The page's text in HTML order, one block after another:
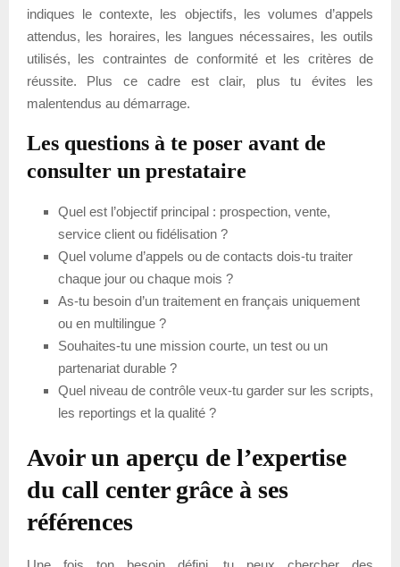
indiques le contexte, les objectifs, les volumes d’appels
attendus, les horaires, les langues nécessaires, les outils
utilisés, les contraintes de conformité et les critères de
réussite. Plus ce cadre est clair, plus tu évites les
malentendus au démarrage.
Les questions à te poser avant de
consulter un prestataire
Quel est l’objectif principal : prospection, vente,
service client ou fidélisation ?
Quel volume d’appels ou de contacts dois-tu traiter
chaque jour ou chaque mois ?
As-tu besoin d’un traitement en français uniquement
ou en multilingue ?
Souhaites-tu une mission courte, un test ou un
partenariat durable ?
Quel niveau de contrôle veux-tu garder sur les scripts,
les reportings et la qualité ?
Avoir un aperçu de l’expertise
du call center grâce à ses
références